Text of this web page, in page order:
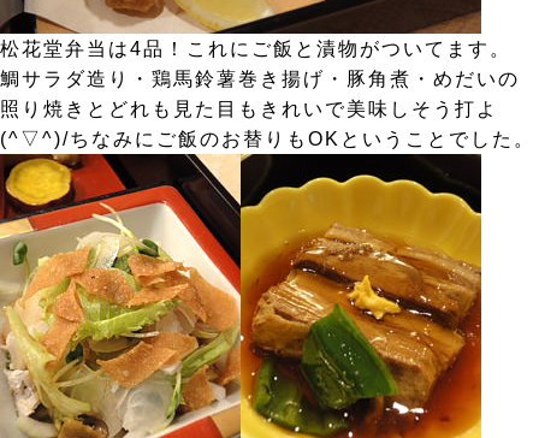
松花堂弁当は4品！これにご飯と漬物がついてます。
鯛サラダ造り・鶏馬鈴薯巻き揚げ・豚角煮・めだいの
照り焼きとどれも見た目もきれいで美味しそう打よ
(^▽^)/ちなみにご飯のお替りもOKということでした。